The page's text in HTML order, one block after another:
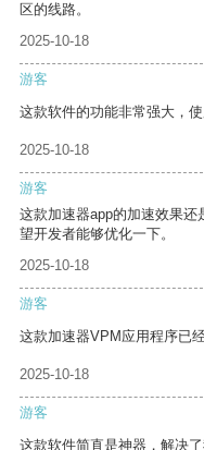
区的线路。
2025-10-18
游客
这款软件的功能非常强大，使
2025-10-18
游客
这款加速器app的加速效果
望开发者能够优化一下。
2025-10-18
游客
这款加速器VPM应用程序已
2025-10-18
游客
这款软件简直是神器，解决了